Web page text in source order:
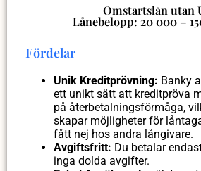
Omstartslån utan
Lånebelopp: 20 000 –
Fördelar
Unik Kreditprövning: Banky
ett unikt sätt att kreditpröva
på återbetalningsförmåga,
skapar möjligheter för
fått nej hos andra långivare.
Avgiftsfritt: Du betalar
inga dolda avgifter.